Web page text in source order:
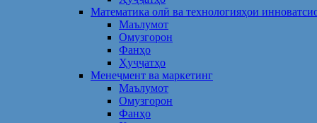
Математика олӣ ва технологияҳои
Маълумот
Омузгорон
Фанҳо
Ҳуҷҷатҳо
Менеҷмент ва маркетинг
Маълумот
Омузгорон
Фанҳо